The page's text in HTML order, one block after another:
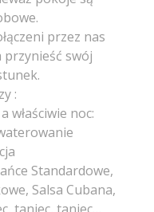
przez nas
przynieść swój
:
właściwie noc:
Standardowe,
Salsa Cubana,